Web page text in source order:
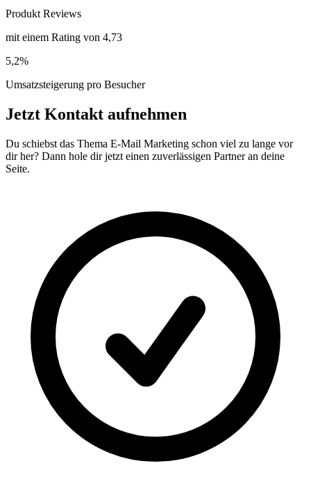
Produkt Reviews
mit einem Rating von 4,73
5,2%
Umsatzsteigerung pro Besucher
Jetzt Kontakt aufnehmen
Du schiebst das Thema E-Mail Marketing schon viel zu lange vor
dir her? Dann hole dir jetzt einen zuverlässigen Partner an deine
Seite.